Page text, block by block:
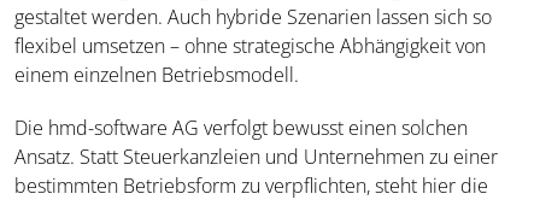
gestaltet werden. Auch hybride Szenarien lassen sich so
flexibel umsetzen – ohne strategische Abhängigkeit von
einem einzelnen Betriebsmodell.
Die hmd-software AG verfolgt bewusst einen solchen
Ansatz. Statt Steuerkanzleien und Unternehmen zu einer
bestimmten Betriebsform zu verpflichten, steht hier die